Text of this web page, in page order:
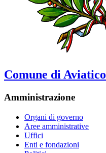
Comune di Aviatico
Amministrazione
Organi di governo
Aree amministrative
Uffici
Enti e fondazioni